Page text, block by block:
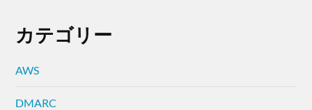
カテゴリー
AWS
DMARC